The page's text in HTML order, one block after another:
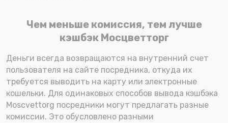
Чем меньше комиссия, тем лучше
кэшбэк Мосцветторг
Деньги всегда возвращаются на внутренний счет
пользователя на сайте посредника, откуда их
требуется выводить на карту или электронные
кошельки. Для одинаковых способов вывода кэшбэка
Moscvettorg посредники могут предлагать разные
комиссии. Это обусловлено разными